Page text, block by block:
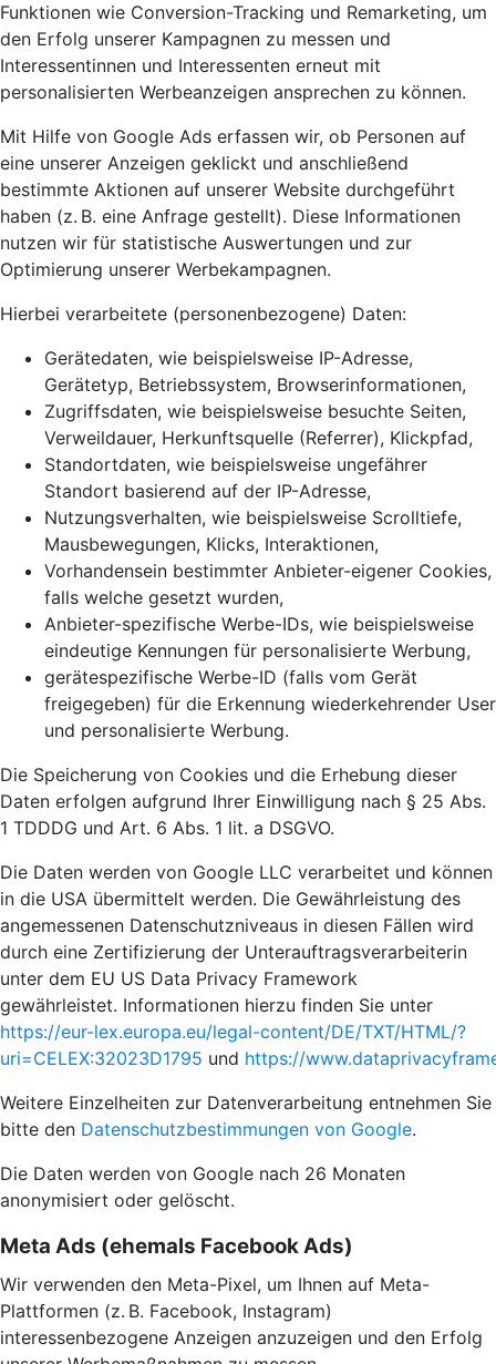
Funktionen wie Conversion-Tracking und Remarketing, um
den Erfolg unserer Kampagnen zu messen und
Interessentinnen und Interessenten erneut mit
personalisierten Werbeanzeigen ansprechen zu können.
Mit Hilfe von Google Ads erfassen wir, ob Personen auf
eine unserer Anzeigen geklickt und anschließend
bestimmte Aktionen auf unserer Website durchgeführt
haben (z. B. eine Anfrage gestellt). Diese Informationen
nutzen wir für statistische Auswertungen und zur
Optimierung unserer Werbekampagnen.
Hierbei verarbeitete (personenbezogene) Daten:
Gerätedaten, wie beispielsweise IP-Adresse,
Gerätetyp, Betriebssystem, Browserinformationen,
Zugriffsdaten, wie beispielsweise besuchte Seiten,
Verweildauer, Herkunftsquelle (Referrer), Klickpfad,
Standortdaten, wie beispielsweise ungefährer
Standort basierend auf der IP-Adresse,
Nutzungsverhalten, wie beispielsweise Scrolltiefe,
Mausbewegungen, Klicks, Interaktionen,
Vorhandensein bestimmter Anbieter-eigener Cookies,
falls welche gesetzt wurden,
Anbieter-spezifische Werbe-IDs, wie beispielsweise
eindeutige Kennungen für personalisierte Werbung,
gerätespezifische Werbe-ID (falls vom Gerät
freigegeben) für die Erkennung wiederkehrender User
und personalisierte Werbung.
Die Speicherung von Cookies und die Erhebung dieser
Daten erfolgen aufgrund Ihrer Einwilligung nach § 25 Abs.
1 TDDDG und Art. 6 Abs. 1 lit. a DSGVO.
Die Daten werden von Google LLC verarbeitet und können
in die USA übermittelt werden. Die Gewährleistung des
angemessenen Datenschutzniveaus in diesen Fällen wird
durch eine Zertifizierung der Unterauftragsverarbeiterin
unter dem EU US Data Privacy Framework
gewährleistet. Informationen hierzu finden Sie unter
https://eur-lex.europa.eu/legal-content/DE/TXT/HTML/?
uri=CELEX:32023D1795 und https://
Weitere Einzelheiten zur Datenverarbeitung entnehmen Sie
bitte den Datenschutzbestimmungen von Google.
Die Daten werden von Google nach 26 Monaten
anonymisiert oder gelöscht.
Meta Ads (ehemals Facebook Ads)
Wir verwenden den Meta-Pixel, um Ihnen auf Meta-
Plattformen (z. B. Facebook, Instagram)
interessenbezogene Anzeigen anzuzeigen und den Erfolg